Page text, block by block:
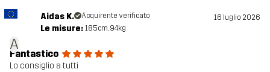
A
Aidas K. Acquirente verificato 16 luglio 2026
Le misure: 185cm, 94kg
Fantastico
Lo consiglio a tutti